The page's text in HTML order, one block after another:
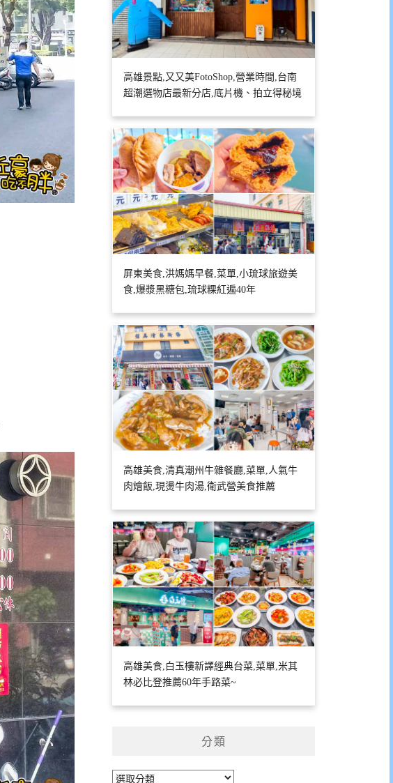
高雄景點,又又美FotoShop,營業時間,台南
超潮選物店最新分店,底片機、拍立得秘境
屏東美食,洪媽媽早餐,菜單,小琉球旅遊美
食,爆漿黑糖包,琉球粿紅遍40年
高雄美食,清真潮州牛雜餐廳,菜單,人氣牛
肉燴飯,現燙牛肉湯,衛武營美食推薦
高雄美食,白玉樓新譯經典台菜,菜單,米其
林必比登推薦60年手路菜~
分類
分